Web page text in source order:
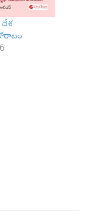
దేశ